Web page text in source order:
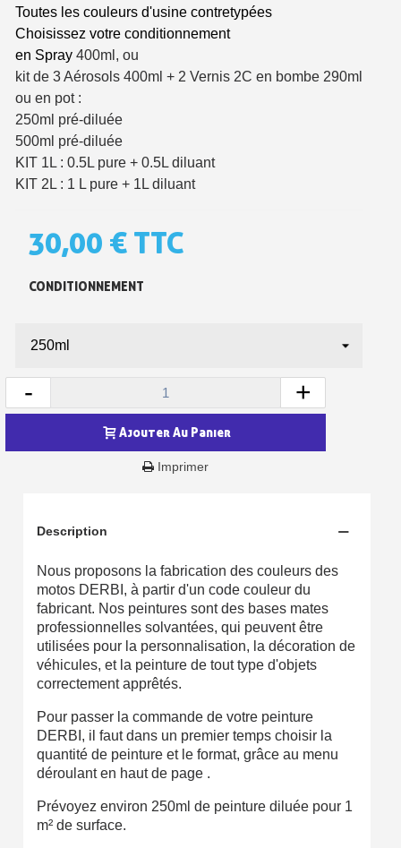
Inscription à la newsletter : 5€ de réduction
Paiement en 4x sans frais dès 30€ d'achats
Partagez vos créations et obtenez des bons d'achat
Réduction de 5€ sur la première commande
10€ de bon d'achat pour chaque parrainage
Inscription à la newsletter : 5€ de réduction
Livraison sous 24 h en France Métropolitaine
Livraison offerte en France métropolitaine pour 250€ d'achats
Paiement en 4x sans frais dès 30€ d'achats
Votre devis en ligne en moins d'1 minute
Partagez vos créations et obtenez des bons d'achat
Toutes les couleurs d'usine contretypées
Choisissez votre conditionnement
en Spray 400ml, ou
kit de 3 Aérosols 400ml + 2 Vernis 2C en bombe 290ml
ou en pot :
250ml pré-diluée
500ml pré-diluée
KIT 1L : 0.5L pure + 0.5L diluant
KIT 2L : 1 L pure + 1L diluant
30,00 € TTC
CONDITIONNEMENT
- +
Ajouter Au Panier
Imprimer
Description
Nous proposons la fabrication des couleurs des
motos DERBI, à partir d'un code couleur du
fabricant. Nos peintures sont des bases mates
professionnelles solvantées, qui peuvent être
utilisées pour la personnalisation, la décoration de
véhicules, et la peinture de tout type d'objets
correctement apprêtés.
Pour passer la commande de votre peinture
DERBI, il faut dans un premier temps choisir la
quantité de peinture et le format, grâce au menu
déroulant en haut de page .
Prévoyez environ 250ml de peinture diluée pour 1
m² de surface.